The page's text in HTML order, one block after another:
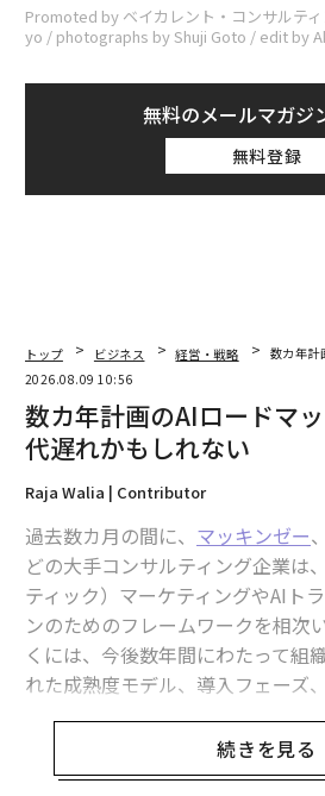
Promoted by ベイカレント・コンサルテ
yo / photographs by Shuji Goto / edit by
無料のメールマガジ
無料登録
トップ ビジネス 経営・戦略
数カ年計
2026.08.09 10:56
数カ年計画のAIロードマ
代遅れかもしれない
Raja Walia | Contributor
過去数カ月の間に、 マッキンゼー、
どの大手コンサルティング企業は
ティック）マーケティングやAIト
ンのためのフレームワークを相次
くには、今後数年間にわたって組
れた成熟度モデル、導入フェーズ
ップが含まれている。
興味深いタイミングだ。2026年
続きを見る